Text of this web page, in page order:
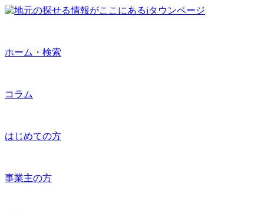
ホーム・検索
コラム
はじめての方
事業主の方